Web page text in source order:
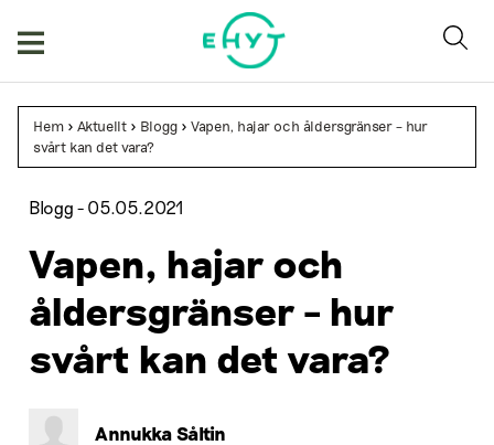
Hem > Aktuellt > Blogg > Vapen, hajar och åldersgränser – hur
svårt kan det vara?
Blogg - 05.05.2021
Vapen, hajar och
åldersgränser – hur
svårt kan det vara?
Annukka Såltin